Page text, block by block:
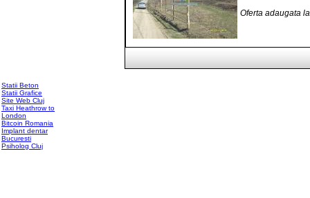
Oferta adaugata
Statii Beton
Statii Grafice
Site Web Cluj
Taxi Heathrow to
London
Bitcoin Romania
Implant dentar
Bucuresti
Psiholog Cluj